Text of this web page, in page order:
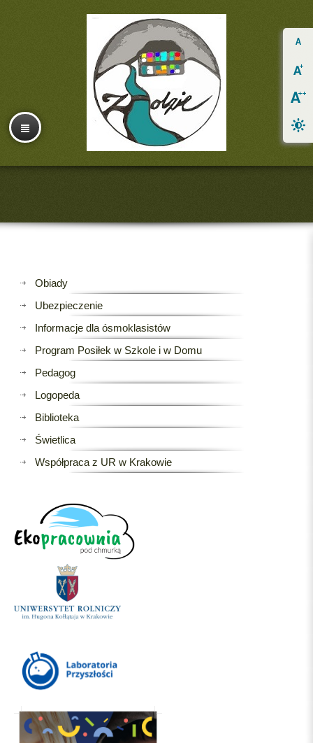
Obiady
Ubezpieczenie
Informacje dla ósmoklasistów
Program Posiłek w Szkole i w Domu
Pedagog
Logopeda
Biblioteka
Świetlica
Współpraca z UR w Krakowie